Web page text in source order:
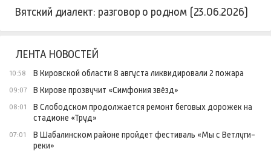
Вятский диалект: разговор о родном (23.06.2026)
ЛЕНТА НОВОСТЕЙ
10:58 В Кировской области 8 августа ликвидировали 2 пожара
09:07 В Кирове прозвучит «Симфония звёзд»
08:01
В Слободском продолжается ремонт беговых дорожек на
стадионе «Труд»
07:01
В Шабалинском районе пройдет фестиваль «Мы с Ветлуги-
реки»